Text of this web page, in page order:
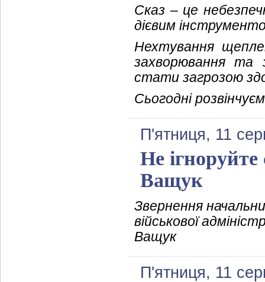
Cказ – це
дієвим
Нехтування
захворювання та
стати загрозою
Сьогодні
П'ятниця, 11
Не
Ващук
Звернення
військової
Ващук
П'ятниця, 11